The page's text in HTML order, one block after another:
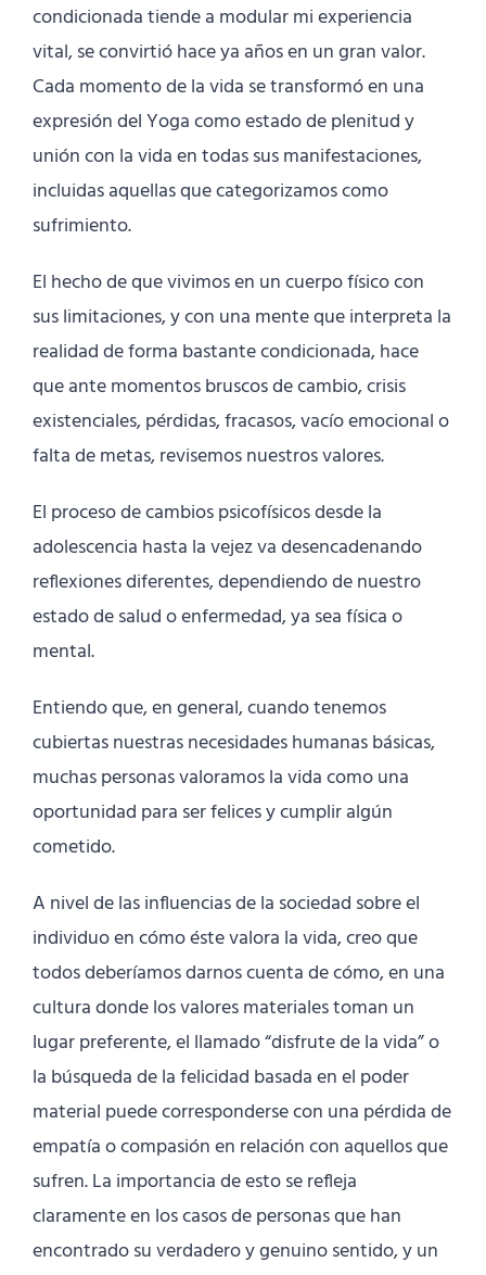
condicionada tiende a modular mi experiencia
vital, se convirtió hace ya años en un gran valor.
Cada momento de la vida se transformó en una
expresión del Yoga como estado de plenitud y
unión con la vida en todas sus manifestaciones,
incluidas aquellas que categorizamos como
sufrimiento.
El hecho de que vivimos en un cuerpo físico con
sus limitaciones, y con una mente que interpreta la
realidad de forma bastante condicionada, hace
que ante momentos bruscos de cambio, crisis
existenciales, pérdidas, fracasos, vacío emocional o
falta de metas, revisemos nuestros valores.
El proceso de cambios psicofísicos desde la
adolescencia hasta la vejez va desencadenando
reflexiones diferentes, dependiendo de nuestro
estado de salud o enfermedad, ya sea física o
mental.
Entiendo que, en general, cuando tenemos
cubiertas nuestras necesidades humanas básicas,
muchas personas valoramos la vida como una
oportunidad para ser felices y cumplir algún
cometido.
A nivel de las influencias de la sociedad sobre el
individuo en cómo éste valora la vida, creo que
todos deberíamos darnos cuenta de cómo, en una
cultura donde los valores materiales toman un
lugar preferente, el llamado “disfrute de la vida” o
la búsqueda de la felicidad basada en el poder
material puede corresponderse con una pérdida de
empatía o compasión en relación con aquellos que
sufren. La importancia de esto se refleja
claramente en los casos de personas que han
encontrado su verdadero y genuino sentido, y un